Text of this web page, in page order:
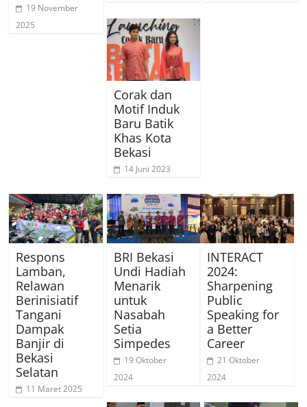
19 November
2025
Corak dan
Motif Induk
Baru Batik
Khas Kota
Bekasi
14 Juni 2023
Respons
Lamban,
Relawan
Berinisiatif
Tangani
Dampak
Banjir di
Bekasi
Selatan
11 Maret 2025
BRI Bekasi
Undi Hadiah
Menarik
untuk
Nasabah
Setia
Simpedes
19 Oktober
2024
INTERACT
2024:
Sharpening
Public
Speaking for
a Better
Career
21 Oktober
2024